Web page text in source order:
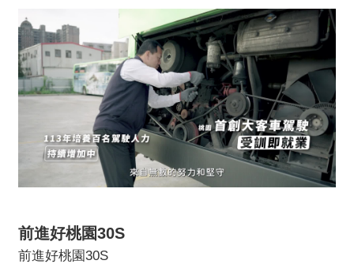
前進好桃園30S
前進好桃園30S